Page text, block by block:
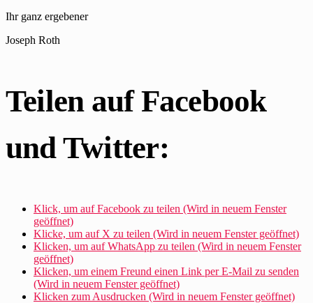
Ihr ganz ergebener
Joseph Roth
Teilen auf Facebook
und Twitter:
Klick, um auf Facebook zu teilen (Wird in neuem Fenster
geöffnet)
Klicke, um auf X zu teilen (Wird in neuem Fenster geöffnet)
Klicken, um auf WhatsApp zu teilen (Wird in neuem Fenster
geöffnet)
Klicken, um einem Freund einen Link per E-Mail zu senden
(Wird in neuem Fenster geöffnet)
Klicken zum Ausdrucken (Wird in neuem Fenster geöffnet)